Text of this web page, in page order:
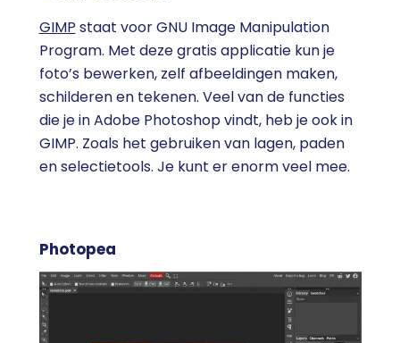
GIMP staat voor GNU Image Manipulation
Program. Met deze gratis applicatie kun je
foto’s bewerken, zelf afbeeldingen maken,
schilderen en tekenen. Veel van de functies
die je in Adobe Photoshop vindt, heb je ook in
GIMP. Zoals het gebruiken van lagen, paden
en selectietools. Je kunt er enorm veel mee.
Photopea